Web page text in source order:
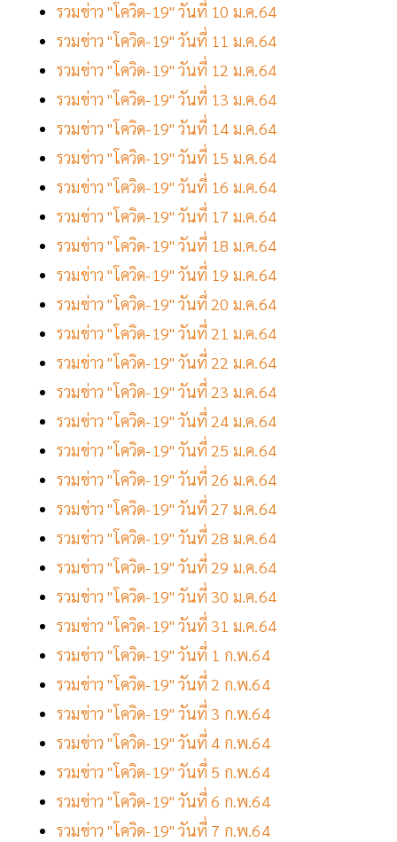
รวมข่าว "โควิด-19" วันที่ 10 ม.ค.64
รวมข่าว "โควิด-19" วันที่ 11 ม.ค.64
รวมข่าว "โควิด-19" วันที่ 12 ม.ค.64
รวมข่าว "โควิด-19" วันที่ 13 ม.ค.64
รวมข่าว "โควิด-19" วันที่ 14 ม.ค.64
รวมข่าว "โควิด-19" วันที่ 15 ม.ค.64
รวมข่าว "โควิด-19" วันที่ 16 ม.ค.64
รวมข่าว "โควิด-19" วันที่ 17 ม.ค.64
รวมข่าว "โควิด-19" วันที่ 18 ม.ค.64
รวมข่าว "โควิด-19" วันที่ 19 ม.ค.64
รวมข่าว "โควิด-19" วันที่ 20 ม.ค.64
รวมข่าว "โควิด-19" วันที่ 21 ม.ค.64
รวมข่าว "โควิด-19" วันที่ 22 ม.ค.64
รวมข่าว "โควิด-19" วันที่ 23 ม.ค.64
รวมข่าว "โควิด-19" วันที่ 24 ม.ค.64
รวมข่าว "โควิด-19" วันที่ 25 ม.ค.64
รวมข่าว "โควิด-19" วันที่ 26 ม.ค.64
รวมข่าว "โควิด-19" วันที่ 27 ม.ค.64
รวมข่าว "โควิด-19" วันที่ 28 ม.ค.64
รวมข่าว "โควิด-19" วันที่ 29 ม.ค.64
รวมข่าว "โควิด-19" วันที่ 30 ม.ค.64
รวมข่าว "โควิด-19" วันที่ 31 ม.ค.64
รวมข่าว "โควิด-19" วันที่ 1 ก.พ.64
รวมข่าว "โควิด-19" วันที่ 2 ก.พ.64
รวมข่าว "โควิด-19" วันที่ 3 ก.พ.64
รวมข่าว "โควิด-19" วันที่ 4 ก.พ.64
รวมข่าว "โควิด-19" วันที่ 5 ก.พ.64
รวมข่าว "โควิด-19" วันที่ 6 ก.พ.64
รวมข่าว "โควิด-19" วันที่ 7 ก.พ.64